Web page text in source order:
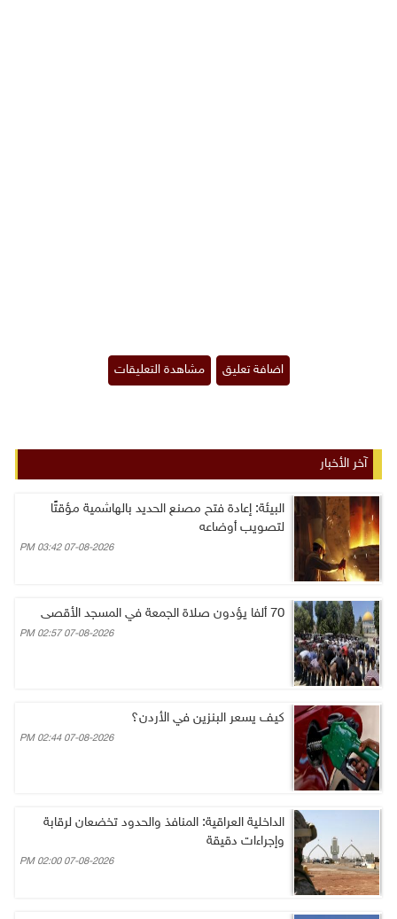
آخر الأخبار
البيئة: إعادة فتح مصنع الحديد بالهاشمية مؤقتًا
لتصويب أوضاعه
07-08-2026 03:42 PM
70 ألفا يؤدون صلاة الجمعة في المسجد الأقصى
07-08-2026 02:57 PM
كيف يسعر البنزين في الأردن؟
07-08-2026 02:44 PM
الداخلية العراقية: المنافذ والحدود تخضعان لرقابة
وإجراءات دقيقة
07-08-2026 02:00 PM